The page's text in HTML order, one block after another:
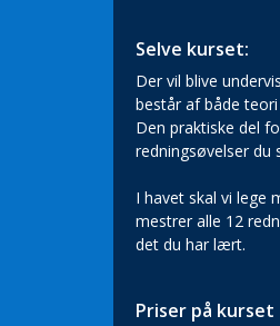
Selve kurset:
Der vil blive
består af både
Den praktiske del
redningsøvelser du
I havet skal vi lege
mestrer alle 12
det du har lært.
Priser på kurset